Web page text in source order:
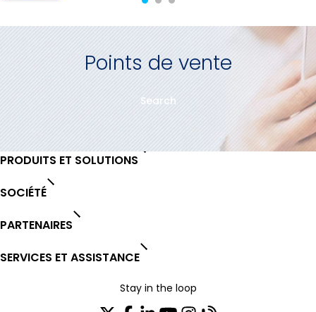
Points de vente
Search
PRODUITS ET SOLUTIONS
SOCIÉTÉ
PARTENAIRES
SERVICES ET ASSISTANCE
Stay in the loop